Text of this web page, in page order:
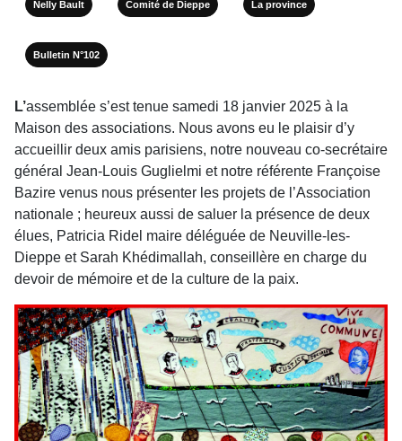
Nelly Bault Comité de Dieppe La province
Bulletin N°102
L’assemblée s’est tenue samedi 18 janvier 2025 à la
Maison des asso­ciations. Nous avons eu le plaisir d’y
accueillir deux amis pari­siens, notre nouveau co-secré­taire
général Jean-Louis Guglielmi et notre référente Françoise
Bazire venus nous présenter les projets de l’Association
nationale ; heureux aussi de saluer la présence de deux
élues, Patricia Ridel maire déléguée de Neuville-les-
Dieppe et Sarah Khédimallah, conseil­lère en charge du
devoir de mémoire et de la culture de la paix.